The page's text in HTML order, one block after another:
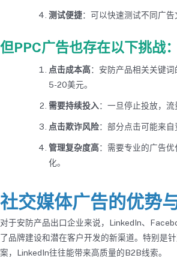
测试便捷：可以快速测试不同广告
但PPC广告也存在以下挑战：
点击成本高：安防产品相关关键
5-20美元。
需要持续投入：一旦停止投放，流
点击欺诈风险：部分点击可能来自
管理复杂度高：需要专业的广告
化。
社交媒体广告的优势
对于安防产品出口企业来说，LinkedIn、
了品牌建设和潜在客户开发的新渠道。特别是
案，LinkedIn往往能带来高质量的B2B线索。